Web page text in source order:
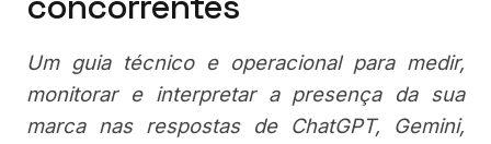
Um guia técnico e operacional para medir,
monitorar e interpretar a presença da sua
marca nas respostas de ChatGPT, Gemini,